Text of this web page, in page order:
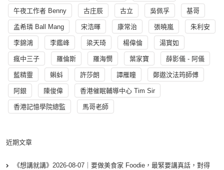
午夜工作者 Benny 古庄辰 古立 吳佩孚 基哥
孟希璘 Ball Mang 宋浩暉 康常治 張曉嵐 朱利安
李錦鴻 李鑑峰 梁天琦 楊偉倫 湯寳如
瘋中三子 羅倫斯 羅海憫 葉家寶 薛影儀 - 阿儀
藍精靈 蝌蚪 許莎朗 譚雁瞳 鄭遨汶法筠師傅
阿銀 陳俊偉 香港催眠輔導中心 Tim Sir
香港記憶學院總監 馬哥老師
近期文章
《想講就講》2026-08-07｜要做美食家 Foodie，最緊要講真話，對得